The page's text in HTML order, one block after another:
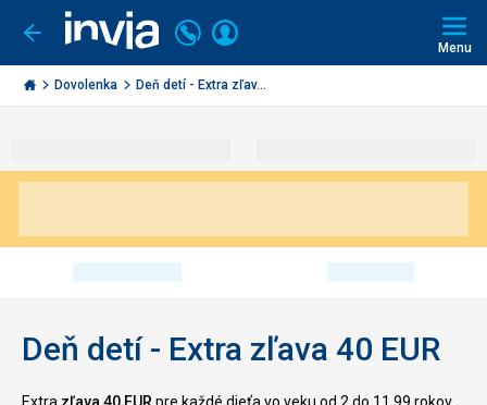
Ísť
späť
Invia.sk
Volajte
+421
2
3221
Prihlásiť
Menu
Dovolenka Deň detí - Extra zľav...
Deň detí - Extra zľava 40 EUR